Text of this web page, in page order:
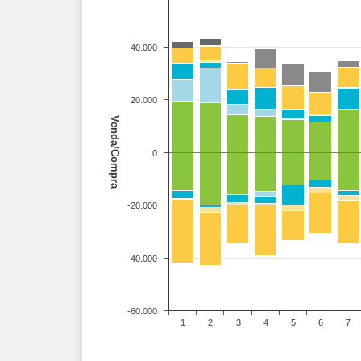
Venda/Compra
1 2 3 4 5 6 7
-60.000
-40.000
-20.000
0
20.000
40.000